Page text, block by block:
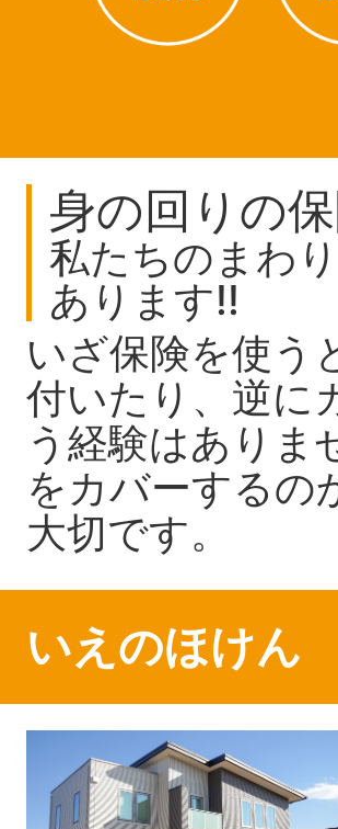
身の回りの
私たちのまわ
あります!!
いざ保険を使う
付いたり、逆に
う経験はありま
をカバーするの
大切です。
いえのほけん